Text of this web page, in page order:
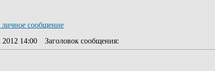
14:00 Заголовок сообщения: